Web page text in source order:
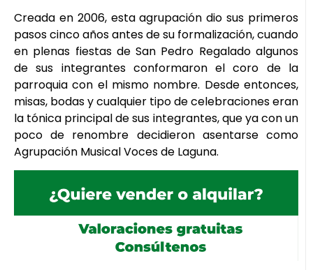
Creada en 2006, esta agrupación dio sus primeros
pasos cinco años antes de su formalización, cuando
en plenas fiestas de San Pedro Regalado algunos
de sus integrantes conformaron el coro de la
parroquia con el mismo nombre. Desde entonces,
misas, bodas y cualquier tipo de celebraciones eran
la tónica principal de sus integrantes, que ya con un
poco de renombre decidieron asentarse como
Agrupación Musical Voces de Laguna.